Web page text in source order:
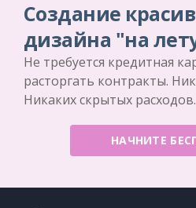
Создание
дизайна "на
Не требуется кредитная
расторгать контракты.
Никаких скрытых расходов.
НАЧНИТЕ